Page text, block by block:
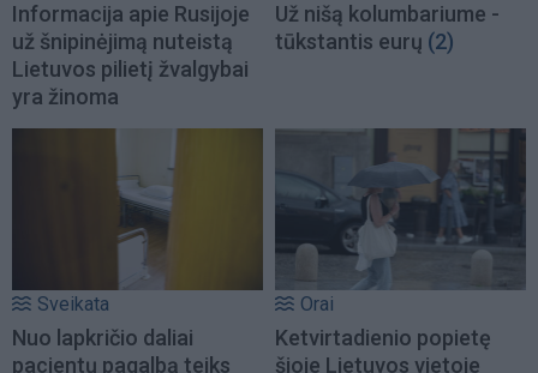
Informacija apie Rusijoje
už šnipinėjimą nuteistą
Lietuvos pilietį žvalgybai
yra žinoma
Už nišą kolumbariume -
tūkstantis eurų (2)
Sveikata
Nuo lapkričio daliai
pacientų pagalbą teiks
Orai
Ketvirtadienio popietę
šioje Lietuvos vietoje